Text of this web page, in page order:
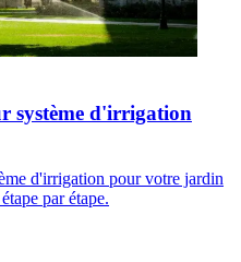
système d'irrigation
d'irrigation pour votre jardin
par étape.